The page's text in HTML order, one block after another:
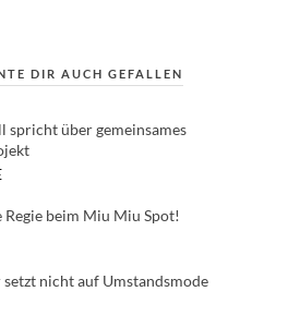
DIR AUCH GEFALLEN
spricht über gemeinsames
beim Miu Miu Spot!
nicht auf Umstandsmode